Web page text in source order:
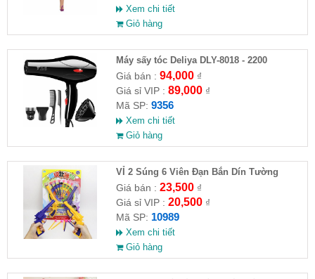
Xem chi tiết
Giỏ hàng
Máy sấy tóc Deliya DLY-8018 - 2200
Giá bán : 94,000₫
Giá sỉ VIP : 89,000₫
Mã SP: 9356
Xem chi tiết
Giỏ hàng
VỈ 2 Súng 6 Viên Đạn Bắn Dín Tường
Giá bán : 23,500₫
Giá sỉ VIP : 20,500₫
Mã SP: 10989
Xem chi tiết
Giỏ hàng